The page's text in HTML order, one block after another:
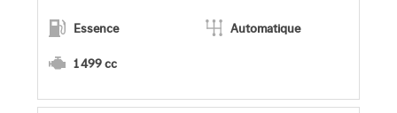
Essence
Automatique
1 499 cc